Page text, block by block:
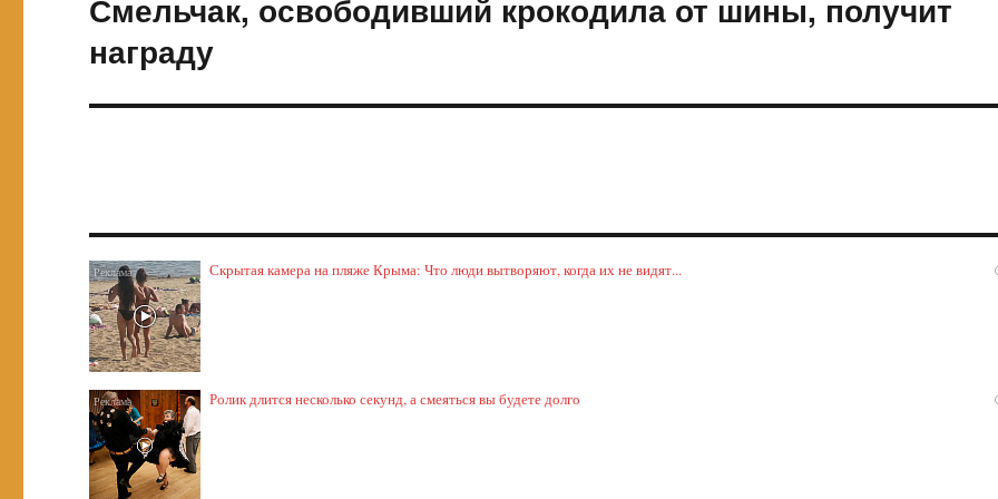
Смельчак, освободивший крокодила от шины, получит
награду
Скрытая камера на пляже Крыма: Что люди вытворяют, когда их не видят...
Ролик длится несколько секунд, а смеяться вы будете долго